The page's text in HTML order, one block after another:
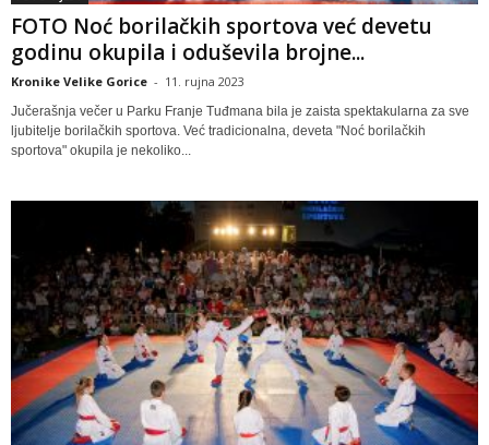
FOTO Noć borilačkih sportova već devetu
godinu okupila i oduševila brojne...
Kronike Velike Gorice - 11. rujna 2023
Jučerašnja večer u Parku Franje Tuđmana bila je zaista spektakularna za sve
ljubitelje borilačkih sportova. Već tradicionalna, deveta "Noć borilačkih
sportova" okupila je nekoliko...